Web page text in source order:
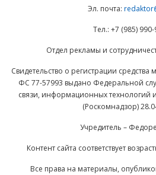
Эл. почта:
Тел.: +7 (985)
Отдел рекламы и
Свидетельство о регистрации
ФС 77-57993 выдано Федеральной
связи, информационных технологий
(Роскомнадзор)
Учредитель –
Контент сайта соответствует
Все права на материалы,